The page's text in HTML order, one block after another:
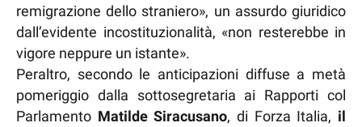
remigrazione dello straniero», un assurdo giuridico
dall’evidente incostituzionalità, «non resterebbe in
vigore neppure un istante».
Peraltro, secondo le anticipazioni diffuse a metà
pomeriggio dalla sottosegretaria ai Rapporti col
Parlamento Matilde Siracusano, di Forza Italia, il